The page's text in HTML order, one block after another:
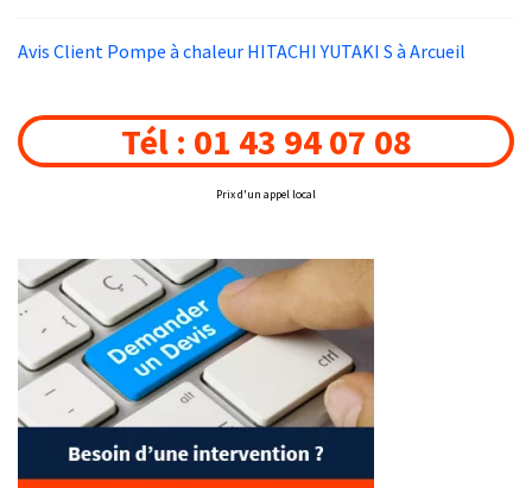
Avis Client Pompe à chaleur HITACHI YUTAKI S à Arcueil
Tél : 01 43 94 07 08
Prix d'un appel local